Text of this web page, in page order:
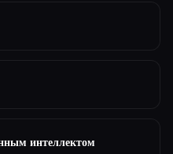
интеллектом